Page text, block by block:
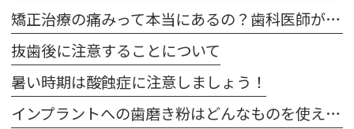
矯正治療の痛みって本当にあるの？歯科医師が解説！体験談も交えてご紹介します
抜歯後に注意することについて
暑い時期は酸蝕症に注意しましょう！
インプラントへの歯磨き粉はどんなものを使えばいいの？